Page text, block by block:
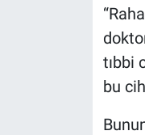
tıbbi
bu